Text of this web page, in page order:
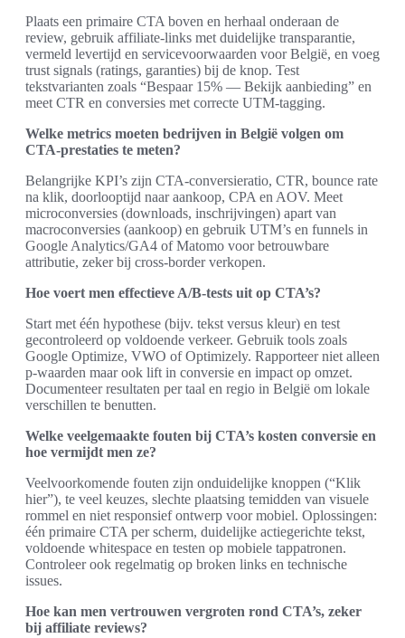
Plaats een primaire CTA boven en herhaal onderaan de
review, gebruik affiliate-links met duidelijke transparantie,
vermeld levertijd en servicevoorwaarden voor België, en voeg
trust signals (ratings, garanties) bij de knop. Test
tekstvarianten zoals “Bespaar 15% — Bekijk aanbieding” en
meet CTR en conversies met correcte UTM-tagging.
Welke metrics moeten bedrijven in België volgen om
CTA-prestaties te meten?
Belangrijke KPI’s zijn CTA-conversieratio, CTR, bounce rate
na klik, doorlooptijd naar aankoop, CPA en AOV. Meet
microconversies (downloads, inschrijvingen) apart van
macroconversies (aankoop) en gebruik UTM’s en funnels in
Google Analytics/GA4 of Matomo voor betrouwbare
attributie, zeker bij cross-border verkopen.
Hoe voert men effectieve A/B-tests uit op CTA’s?
Start met één hypothese (bijv. tekst versus kleur) en test
gecontroleerd op voldoende verkeer. Gebruik tools zoals
Google Optimize, VWO of Optimizely. Rapporteer niet alleen
p-waarden maar ook lift in conversie en impact op omzet.
Documenteer resultaten per taal en regio in België om lokale
verschillen te benutten.
Welke veelgemaakte fouten bij CTA’s kosten conversie en
hoe vermijdt men ze?
Veelvoorkomende fouten zijn onduidelijke knoppen (“Klik
hier”), te veel keuzes, slechte plaatsing temidden van visuele
rommel en niet responsief ontwerp voor mobiel. Oplossingen:
één primaire CTA per scherm, duidelijke actiegerichte tekst,
voldoende whitespace en testen op mobiele tappatronen.
Controleer ook regelmatig op broken links en technische
issues.
Hoe kan men vertrouwen vergroten rond CTA’s, zeker
bij affiliate reviews?